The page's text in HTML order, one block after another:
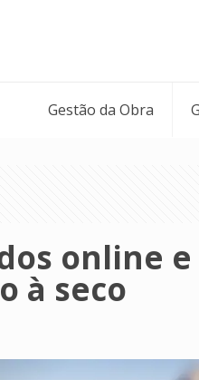
Gestão da Obra
online
à seco